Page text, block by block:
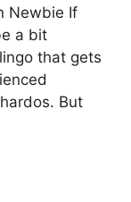
Newbie If
a bit
that gets
But